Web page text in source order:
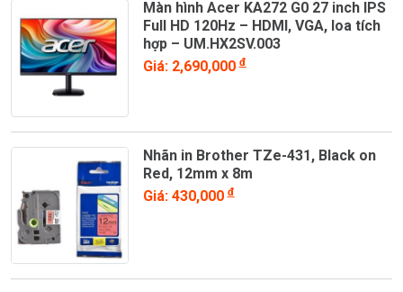
Màn hình Acer KA272 G0 27 inch IPS
Full HD 120Hz – HDMI, VGA, loa tích
hợp – UM.HX2SV.003
Giá: 2,690,000đ
Nhãn in Brother TZe-431, Black on
Red, 12mm x 8m
Giá: 430,000đ